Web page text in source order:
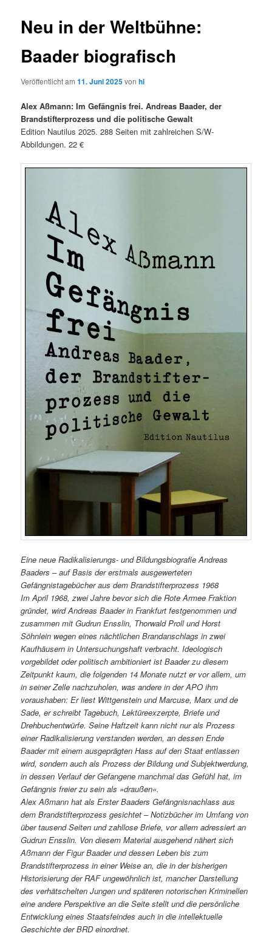
Neu in der Weltbühne:
Baader biografisch
Veröffentlicht am11. Juni 2025vonhl
Alex Aßmann: Im Gefängnis frei. Andreas Baader, der
Brandstifterprozess und die politische Gewalt
Edition Nautilus 2025. 288 Seiten mit zahlreichen S/W-
Abbildungen. 22 €
Eine neue Radikalisierungs- und Bildungsbiografie Andreas
Baaders – auf Basis der erstmals ausgewerteten
Gefängnistagebücher aus dem Brandstifterprozess 1968
Im April 1968, zwei Jahre bevor sich die Rote Armee Fraktion
gründet, wird Andreas Baader in Frankfurt festgenommen und
zusammen mit Gudrun Ensslin, Thorwald Proll und Horst
Söhnlein wegen eines nächtlichen Brandanschlags in zwei
Kaufhäusern in Untersuchungshaft verbracht. Ideologisch
vorgebildet oder politisch ambitioniert ist Baader zu diesem
Zeitpunkt kaum, die folgenden 14 Monate nutzt er vor allem, um
in seiner Zelle nachzuholen, was andere in der APO ihm
voraushaben: Er liest Wittgenstein und Marcuse, Marx und de
Sade, er schreibt Tagebuch, Lektüreexzerpte, Briefe und
Drehbuchentwürfe. Seine Haftzeit kann nicht nur als Prozess
einer Radikalisierung verstanden werden, an dessen Ende
Baader mit einem ausgeprägten Hass auf den Staat entlassen
wird, sondern auch als Prozess der Bildung und Subjektwerdung,
in dessen Verlauf der Gefangene manchmal das Gefühl hat, im
Gefängnis freier zu sein als »draußen«.
Alex Aßmann hat als Erster Baaders Gefängnisnachlass aus
dem Brandstifterprozess gesichtet – Notizbücher im Umfang von
über tausend Seiten und zahllose Briefe, vor allem adressiert an
Gudrun Ensslin. Von diesem Material ausgehend nähert sich
Aßmann der Figur Baader und dessen Leben bis zum
Brandstifterprozess in einer Weise an, die in der bisherigen
Historisierung der RAF ungewöhnlich ist, mancher Darstellung
des verhätschelten Jungen und späteren notorischen Kriminellen
eine andere Perspektive an die Seite stellt und die persönliche
Entwicklung eines Staatsfeindes auch in die intellektuelle
Geschichte der BRD einordnet.